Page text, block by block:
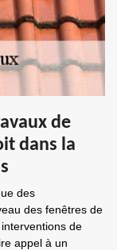
de
dans la
des
des fenêtres de
de
appel à un